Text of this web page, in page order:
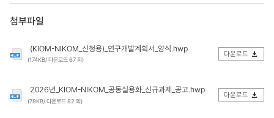
첨부파일
(KIOM-NIKOM_신청용)_연구개발계획서_양식.hwp
(174KB/ 다운로드 67 회)
다운로드
2026년_KIOM-NIKOM_공동실용화_신규과제_공고.hwp
(78KB/ 다운로드 82 회)
다운로드